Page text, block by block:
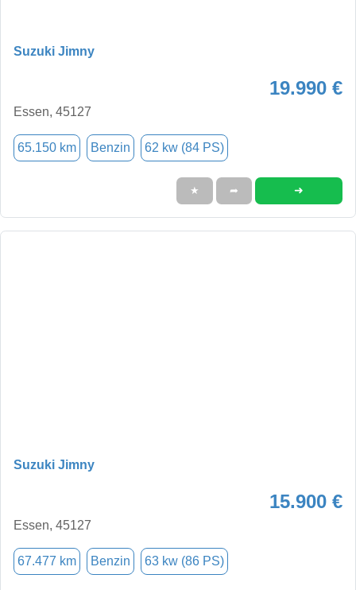
Suzuki Jimny
19.990 €
Essen, 45127
65.150 km Benzin 62 kw (84 PS)
★ ➦ ➜
Suzuki Jimny
15.900 €
Essen, 45127
67.477 km Benzin 63 kw (86 PS)